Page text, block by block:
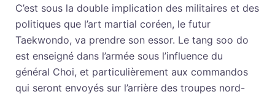
C’est sous la double implication des militaires et des
politiques que l’art martial coréen, le futur
Taekwondo, va prendre son essor. Le tang soo do
est enseigné dans l’armée sous l’influence du
général Choi, et particulièrement aux commandos
qui seront envoyés sur l’arrière des troupes nord-